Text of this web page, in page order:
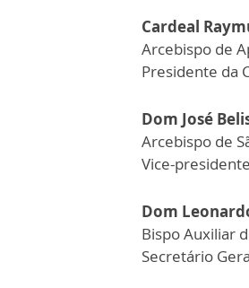
Cardeal
Arcebispo de
Presidente da
Dom José
Arcebispo de
Vice-
Dom
Bispo Auxiliar
Secretário